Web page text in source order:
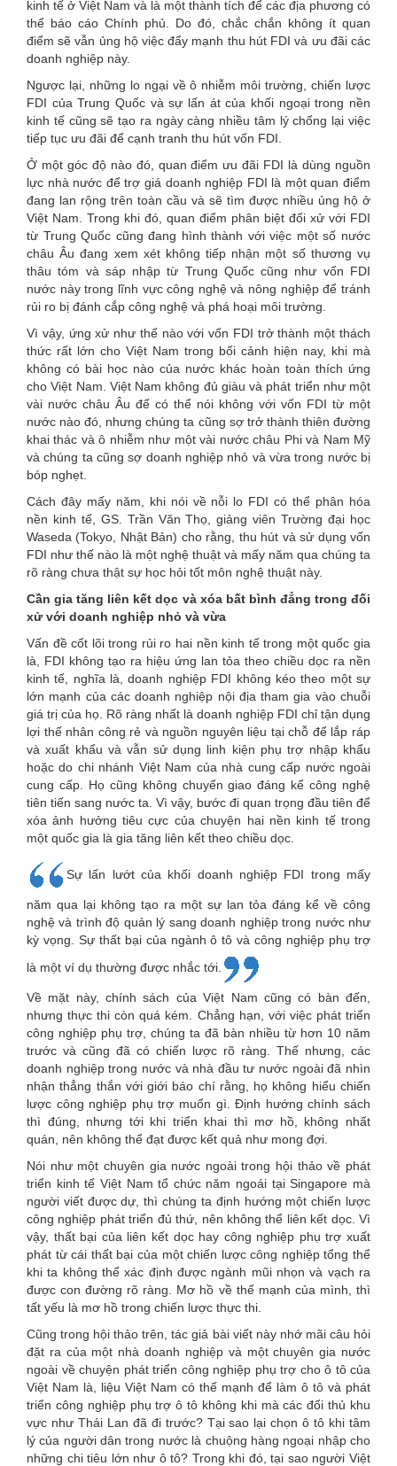
kinh tế ở Việt Nam và là một thành tích để các địa phương có
thể báo cáo Chính phủ. Do đó, chắc chắn không ít quan
điểm sẽ vẫn ủng hộ việc đẩy mạnh thu hút FDI và ưu đãi các
doanh nghiệp này.
Ngược lại, những lo ngại về ô nhiễm môi trường, chiến lược
FDI của Trung Quốc và sự lấn át của khối ngoại trong nền
kinh tế cũng sẽ tạo ra ngày càng nhiều tâm lý chống lại việc
tiếp tục ưu đãi để cạnh tranh thu hút vốn FDI.
Ở một góc độ nào đó, quan điểm ưu đãi FDI là dùng nguồn
lực nhà nước để trợ giá doanh nghiệp FDI là một quan điểm
đang lan rộng trên toàn cầu và sẽ tìm được nhiều ủng hộ ở
Việt Nam. Trong khi đó, quan điểm phân biệt đối xử với FDI
từ Trung Quốc cũng đang hình thành với việc một số nước
châu Âu đang xem xét không tiếp nhận một số thương vụ
thâu tóm và sáp nhập từ Trung Quốc cũng như vốn FDI
nước này trong lĩnh vực công nghệ và nông nghiệp để tránh
rủi ro bị đánh cắp công nghệ và phá hoại môi trường.
Vì vậy, ứng xử như thế nào với vốn FDI trở thành một thách
thức rất lớn cho Việt Nam trong bối cảnh hiện nay, khi mà
không có bài học nào của nước khác hoàn toàn thích ứng
cho Việt Nam. Việt Nam không đủ giàu và phát triển như một
vài nước châu Âu để có thể nói không với vốn FDI từ một
nước nào đó, nhưng chúng ta cũng sợ trở thành thiên đường
khai thác và ô nhiễm như một vài nước châu Phi và Nam Mỹ
và chúng ta cũng sợ doanh nghiệp nhỏ và vừa trong nước bị
bóp nghẹt.
Cách đây mấy năm, khi nói về nỗi lo FDI có thể phân hóa
nền kinh tế, GS. Trần Văn Thọ, giảng viên Trường đại học
Waseda (Tokyo, Nhật Bản) cho rằng, thu hút và sử dụng vốn
FDI như thế nào là một nghệ thuật và mấy năm qua chúng ta
rõ ràng chưa thật sự học hỏi tốt môn nghệ thuật này.
Cần gia tăng liên kết dọc và xóa bất bình đẳng trong đối
xử với doanh nghiệp nhỏ và vừa
Vấn đề cốt lõi trong rủi ro hai nền kinh tế trong một quốc gia
là, FDI không tạo ra hiệu ứng lan tỏa theo chiều dọc ra nền
kinh tế, nghĩa là, doanh nghiệp FDI không kéo theo một sự
lớn mạnh của các doanh nghiệp nội địa tham gia vào chuỗi
giá trị của họ. Rõ ràng nhất là doanh nghiệp FDI chỉ tận dụng
lợi thế nhân công rẻ và nguồn nguyên liệu tại chỗ để lắp ráp
và xuất khẩu và vẫn sử dụng linh kiện phụ trợ nhập khẩu
hoặc do chi nhánh Việt Nam của nhà cung cấp nước ngoài
cung cấp. Họ cũng không chuyển giao đáng kể công nghệ
tiên tiến sang nước ta. Vì vậy, bước đi quan trọng đầu tiên để
xóa ảnh hưởng tiêu cực của chuyện hai nền kinh tế trong
một quốc gia là gia tăng liên kết theo chiều dọc.
Sự lấn lướt của khối doanh nghiệp FDI trong mấy
năm qua lại không tạo ra một sự lan tỏa đáng kể về công
nghệ và trình độ quản lý sang doanh nghiệp trong nước như
kỳ vọng. Sự thất bại của ngành ô tô và công nghiệp phụ trợ
là một ví dụ thường được nhắc tới.
Về mặt này, chính sách của Việt Nam cũng có bàn đến,
nhưng thực thi còn quá kém. Chẳng hạn, với việc phát triển
công nghiệp phụ trợ, chúng ta đã bàn nhiều từ hơn 10 năm
trước và cũng đã có chiến lược rõ ràng. Thế nhưng, các
doanh nghiệp trong nước và nhà đầu tư nước ngoài đã nhìn
nhận thẳng thắn với giới báo chí rằng, họ không hiểu chiến
lược công nghiệp phụ trợ muốn gì. Định hướng chính sách
thì đúng, nhưng tới khi triển khai thì mơ hồ, không nhất
quán, nên không thể đạt được kết quả như mong đợi.
Nói như một chuyên gia nước ngoài trong hội thảo về phát
triển kinh tế Việt Nam tổ chức năm ngoái tại Singapore mà
người viết được dự, thì chúng ta định hướng một chiến lược
công nghiệp phát triển đủ thứ, nên không thể liên kết dọc. Vì
vậy, thất bại của liên kết dọc hay công nghiệp phụ trợ xuất
phát từ cái thất bại của một chiến lược công nghiệp tổng thể
khi ta không thể xác định được ngành mũi nhọn và vạch ra
được con đường rõ ràng. Mơ hồ về thế mạnh của mình, thì
tất yếu là mơ hồ trong chiến lược thực thi.
Cũng trong hội thảo trên, tác giả bài viết này nhớ mãi câu hỏi
đặt ra của một nhà doanh nghiệp và một chuyên gia nước
ngoài về chuyện phát triển công nghiệp phụ trợ cho ô tô của
Việt Nam là, liệu Việt Nam có thế mạnh để làm ô tô và phát
triển công nghiệp phụ trợ ô tô không khi mà các đối thủ khu
vực như Thái Lan đã đi trước? Tại sao lại chọn ô tô khi tâm
lý của người dân trong nước là chuộng hàng ngoại nhập cho
những chi tiêu lớn như ô tô? Trong khi đó, tại sao người Việt